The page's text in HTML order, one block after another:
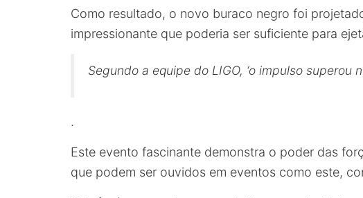
Como resultado, o novo buraco negro foi
impressionante que poderia ser suficiente para
Segundo a equipe do LIGO, ‘o impulso superou
.
Este evento fascinante demonstra o poder das
que podem ser ouvidos em eventos como este,